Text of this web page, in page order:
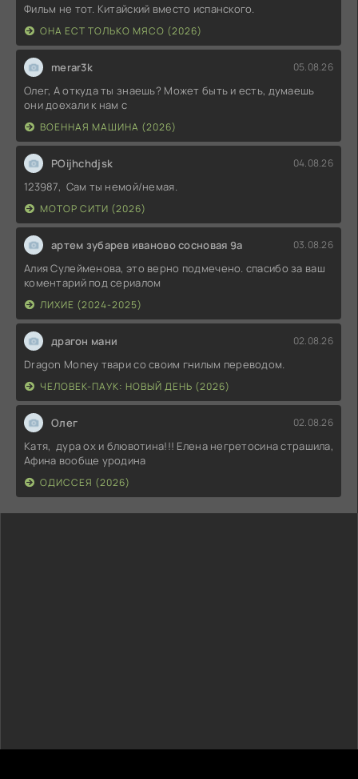
Фильм не тот. Китайский вместо испанского.
ОНА ЕСТ ТОЛЬКО МЯСО (2026)
merar3k 05.08.26
Олег, А откуда ты знаешь? Может быть и есть, думаешь
они доехали к нам с
ВОЕННАЯ МАШИНА (2026)
POijhchdjsk 04.08.26
123987, Сам ты немой/немая.
МОТОР СИТИ (2026)
артем зубарев иваново сосновая 9а 03.08.26
Алия Сулейменова, это верно подмечено. спасибо за ваш
коментарий под сериалом
ЛИХИЕ (2024-2025)
драгон мани 02.08.26
Dragon Money твари со своим гнилым переводом.
ЧЕЛОВЕК-ПАУК: НОВЫЙ ДЕНЬ (2026)
Олег 02.08.26
Катя, дура ох и блювотина!!! Елена негретосина страшила,
Афина вообще уродина
ОДИССЕЯ (2026)